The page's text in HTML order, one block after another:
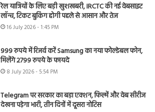
रेल यात्रियों के लिए बड़ी खुशखबरी, IRCTC की नई वेबसाइट
लॉन्च, टिकट बुकिंग होगी पहले से आसान और तेज
16 July 2026 - 1:45 PM
999 रुपये में रिजर्व करें Samsung का नया फोल्डेबल फोन,
मिलेंगे 2799 रुपये के फायदे
8 July 2026 - 5:54 PM
Telegram पर सरकार का बड़ा एक्शन, फिल्में और वेब सीरीज
देखना पड़ेगा भारी, तीन दिनों में दूसरा नोटिस